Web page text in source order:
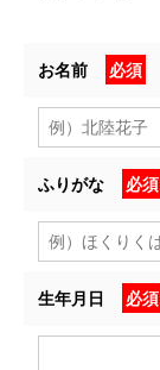
お名前 必須
ふりがな 必須
生年月日 必須